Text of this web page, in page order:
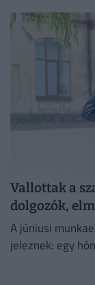
Vallottak a
dolgozók,
A júniusi
jeleznek: egy